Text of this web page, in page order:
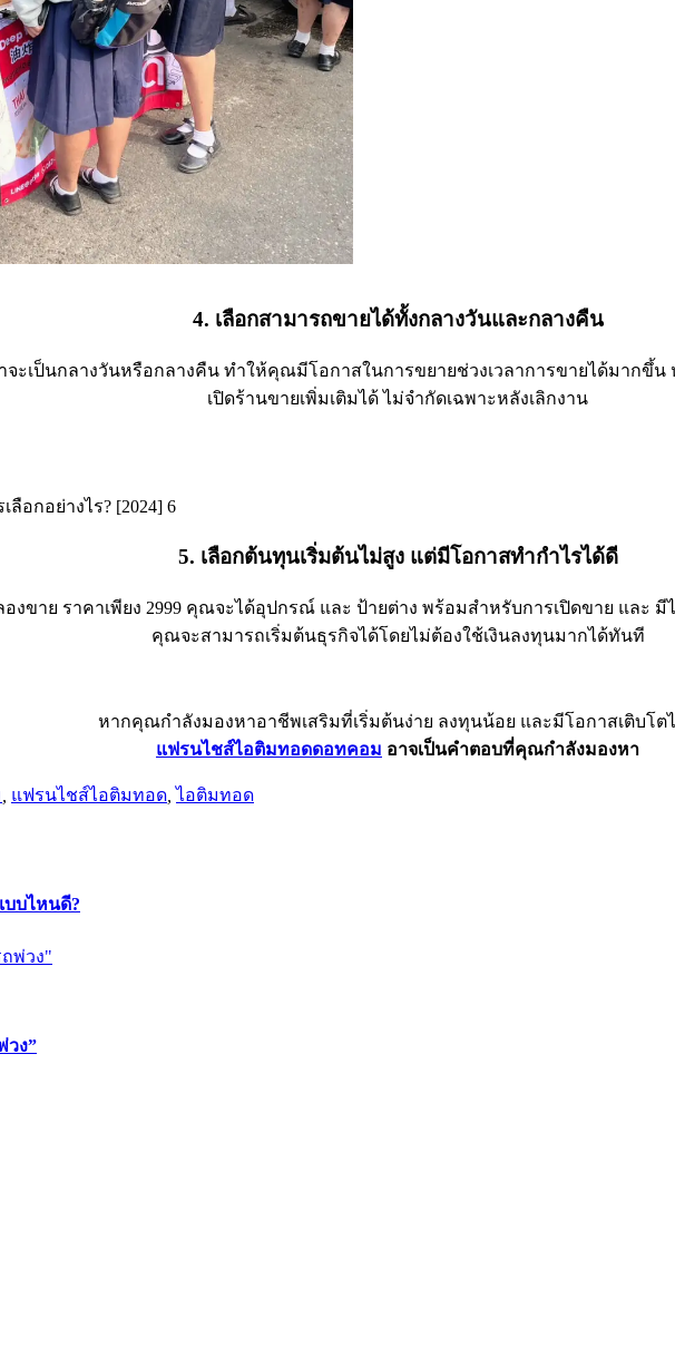
4. เลือกสามารถขายได้ทั้งกลางวันและกลางคืน
ะเป็นกลางวันหรือกลางคืน ทำให้คุณมีโอกาสในการขยายช่วงเวลาการขายได้มากขึ้
เปิดร้านขายเพิ่มเติมได้ ไม่จำกัดเฉพาะหลังเลิกงาน
5. เลือกต้นทุนเริ่มต้นไม่สูง แต่มีโอกาสทำกำไรได้ดี
ขาย ราคาเพียง 2999 คุณจะได้อุปกรณ์ และ ป้ายต่าง พร้อมสำหรับการเปิดขาย และ
คุณจะสามารถเริ่มต้นธุรกิจได้โดยไม่ต้องใช้เงินลงทุนมากได้ทันที
หากคุณกำลังมองหาอาชีพเสริมที่เริ่มต้นง่าย ลงทุนน้อย และมีโอกาสเติบโต
แฟรนไชส์ไอติมทอดดอทคอม อาจเป็นคำตอบที่คุณกำลังมองหา
แฟรนไชส์ไอติมทอด ,ไอติมทอด
บไหนดี?
วง”